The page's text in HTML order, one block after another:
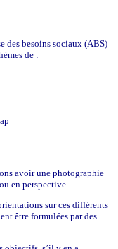
des besoins sociaux (ABS)
de :
avoir une photographie
en perspective.
sur ces différents
être formulées par des